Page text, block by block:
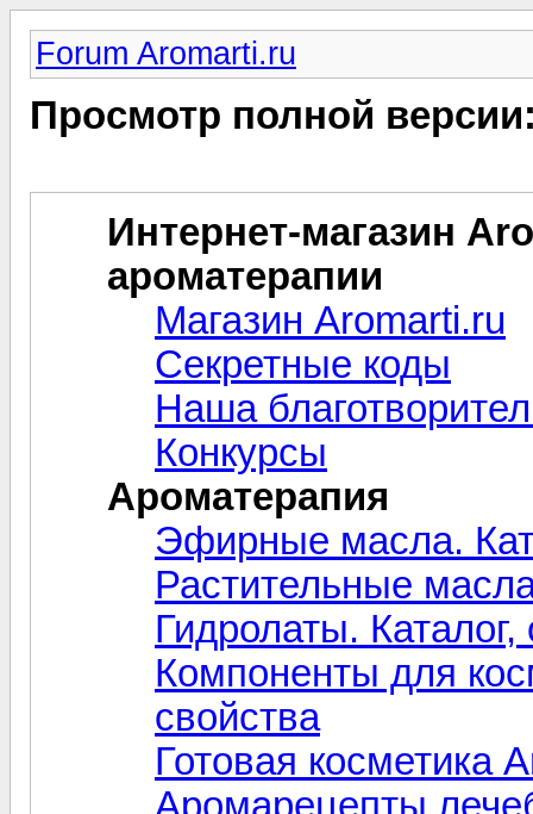
Forum Aromarti.ru
Просмотр полной
Интернет-магазин
ароматерапии
Магазин Aromarti.ru
Секретные коды
Наша
Конкурсы
Ароматерапия
Эфирные масла.
Растительные
Гидролаты.
Компоненты для
свойства
Готовая косметика
Аромарецепты